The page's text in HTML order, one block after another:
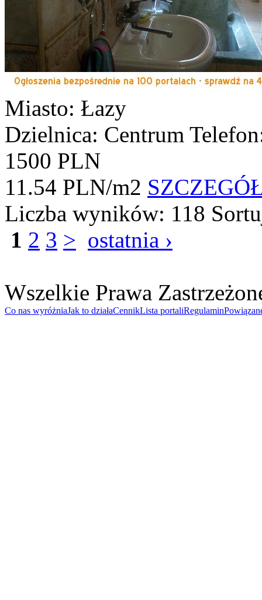
Miasto: Łazy
Dzielnica: Centrum
1500 PLN
11.54 PLN/m2
Liczba wyników: 118
1 2 3 > ostatnia ›
Wszelkie Prawa
Co nas wyróżniaJak to działaCennikLista portaliRegulamin